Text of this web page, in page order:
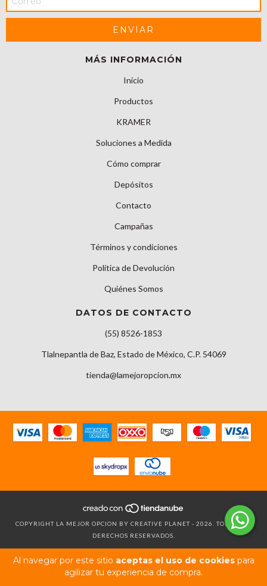
Al navegar por este sitio aceptas el uso de cookiespara
agilizar tu experiencia de compra.
MÁS INFORMACIÓN
Inicio
Productos
KRAMER
Soluciones a Medida
Cómo comprar
Depósitos
Contacto
Campañas
Términos y condiciones
Política de Devolución
Quiénes Somos
DATOS DE CONTACTO
(55) 8526-1853
Tlalnepantla de Baz, Estado de México, C.P. 54069
tienda@lamejoropcion.mx
COPYRIGHT LA MEJOR OPCION BY CREATIVE PLANET - 2026. TODOS LOS
DERECHOS RESERVADOS.